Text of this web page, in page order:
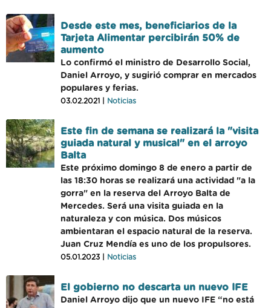
Desde este mes, beneficiarios de la
Tarjeta Alimentar percibirán 50% de
aumento
Lo confirmó el ministro de Desarrollo Social,
Daniel Arroyo, y sugirió comprar en mercados
populares y ferias.
03.02.2021 | Noticias
Este fin de semana se realizará la "visita
guiada natural y musical" en el arroyo
Balta
Este próximo domingo 8 de enero a partir de
las 18:30 horas se realizará una actividad "a la
gorra" en la reserva del Arroyo Balta de
Mercedes. Será una visita guiada en la
naturaleza y con música. Dos músicos
ambientaran el espacio natural de la reserva.
Juan Cruz Mendía es uno de los propulsores.
05.01.2023 | Noticias
El gobierno no descarta un nuevo IFE
Daniel Arroyo dijo que un nuevo IFE “no está